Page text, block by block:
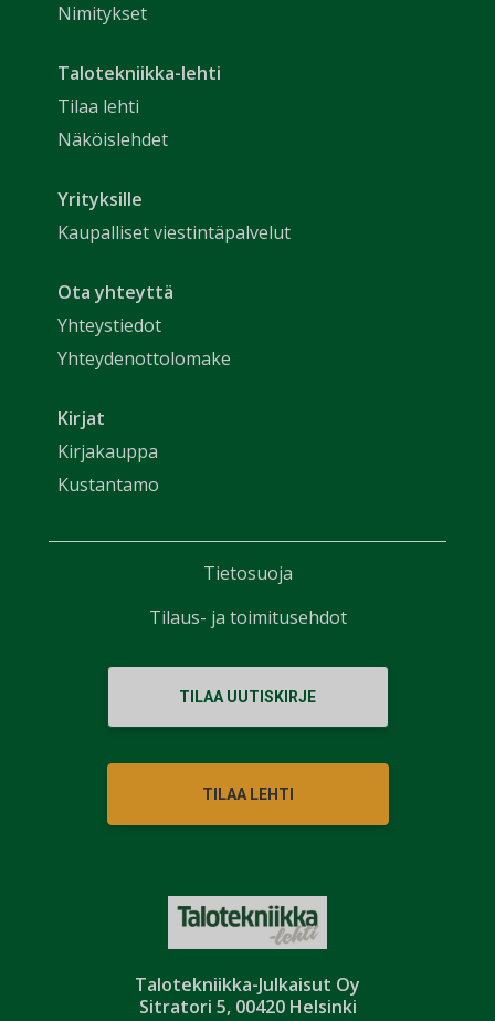
Talotekniikka-Julkaisut Oy
Sitratori 5, 00420 Helsinki
Nimitykset
Talotekniikka-lehti
Tilaa lehti
Näköislehdet
Yrityksille
Kaupalliset viestintäpalvelut
Ota yhteyttä
Yhteystiedot
Yhteydenottolomake
Kirjat
Kirjakauppa
Kustantamo
TILAA UUTISKIRJE
TILAA LEHTI
Tietosuoja
Tilaus- ja toimitusehdot